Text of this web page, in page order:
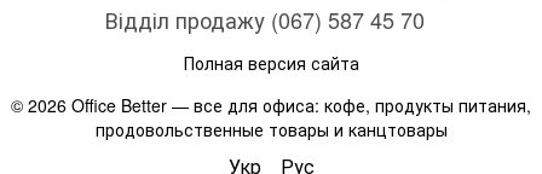
Відділ продажу (067) 587 45 70
Полная версия сайта
© 2026 Office Better — все для офиса: кофе, продукты питания,
продовольственные товары и канцтовары
Укр Рус